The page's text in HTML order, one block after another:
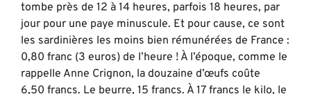
tombe près de 12 à 14 heures, parfois 18 heures, par
jour pour une paye minuscule. Et pour cause, ce sont
les sardinières les moins bien rémunérées de France :
0,80 franc (3 euros) de l’heure ! À l’époque, comme le
rappelle Anne Crignon, la douzaine d’œufs coûte
6,50 francs. Le beurre, 15 francs. À 17 francs le kilo, le